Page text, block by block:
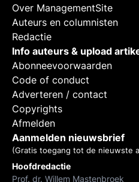
Over ManagementSite
Auteurs en columnisten
Redactie
Info auteurs & upload
Abonneevoorwaarden
Code of conduct
Adverteren / contact
Copyrights
Afmelden
Aanmelden nieuwsbrief
(Gratis toegang tot de nieuwste
Hoofdredactie
Prof. dr. Willem Mastenbroek